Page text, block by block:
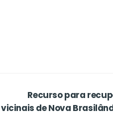
Recurso para
vicinais de Nova